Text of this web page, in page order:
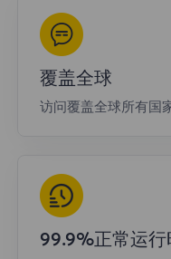
覆盖全球
访问覆盖全球所有国
99.9%正常运行